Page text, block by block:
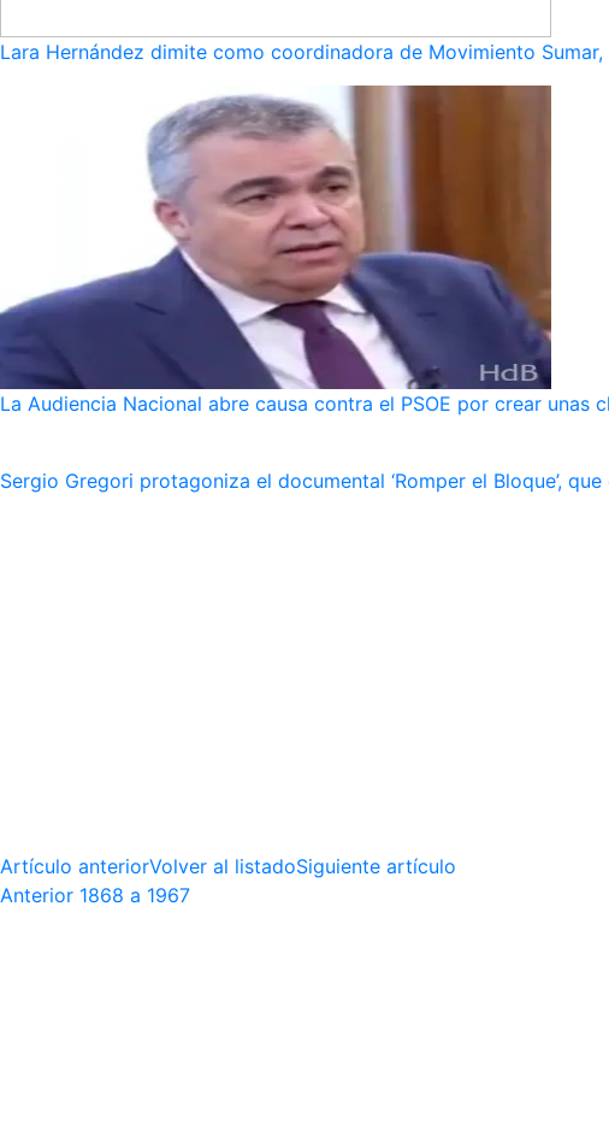
Lara Hernández dimite como coordinadora de Movimiento
La Audiencia Nacional abre causa contra el PSOE por crear
Sergio Gregori protagoniza el documental ‘Romper el Bloque’,
Artículo anteriorVolver al listadoSiguiente artículo
Anterior 1868 a 1967